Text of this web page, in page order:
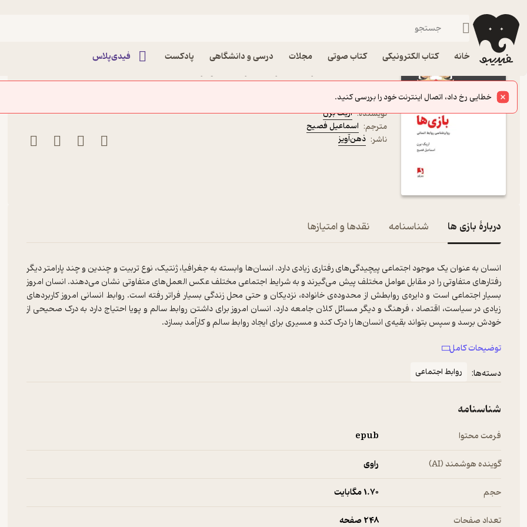
خانه کتاب الکترونیکی کتاب صوتی مجلات درسی و دانشگاهی پادکست فیدی‌پلاس
فیدیبو کتاب الکترونیکی
روانشناسی روابط انسانی
کتاب متنی
نویسنده: اریک برن
مترجم: اسماعیل فصیح
ناشر: ذهن‌آویز
دربارۀ بازی ها شناسنامه نقدها و امتیازها
انسان به عنوان یک موجود اجتماعی پیچیدگی‌های رفتاری زیادی دارد. انسان‌ها وابسته به جغرافیا، ژنتیک، نوع تربیت و چندین و چند پارامتر دیگر
رفتارهای متفاوتی را در مقابل عوامل مختلف پیش می‌گیرند و به شرایط اجتماعی مختلف عکس العمل‌های متفاوتی نشان می‌دهند. انسان امروز
بسیار اجتماعی است و دایره‌ی روابطش از محدوده‌ی خانواده، نزدیکان و حتی محل زندگی بسیار فراتر رفته است. روابط انسانی امروز کاربردهای
زیادی در سیاست، اقتصاد ، فرهنگ و دیگر مسائل کلان جامعه دارد. انسان امروز برای داشتن روابط سالم و پویا احتیاج دارد به درک صحیحی از
خودش برسد و سپس بتواند بقیه‌ی انسان‌ها را درک کند و مسیری برای ایجاد روابط سالم و کارآمد بسازد.
اصطلاحات روانشناسی درباره‌ی این مسئله بیشتر بدانید و راه حل‌های مناسب و کاملی برای بهبود روابطتان پیدا کنید کتاب
کتاب بازی‌ها
توضیحات کامل
دسته‌ها:
روابط اجتماعی
شناسنامه
فرمت محتوا epub
گوینده هوشمند (AI) راوی
حجم 1.۷۰ مگابایت
تعداد صفحات 248 صفحه